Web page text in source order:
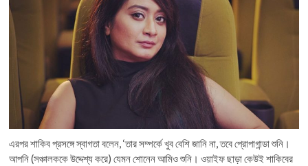
এরপর শাকিব প্রসঙ্গে স্বাগতা বলেন, ‘তার সম্পর্কে খুব বেশি জানি না, তবে প্রোপাগান্ডা শুনি।
আপনি (সঞ্চালককে উদ্দেশ্য করে) যেমন শোনেন আমিও শুনি। ওয়াইফ ছাড়া কেউই শাকিবের